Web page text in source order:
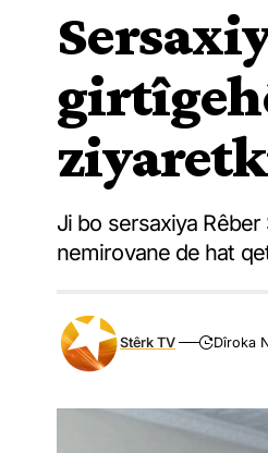
Ji bo sersaxiya
nemirovane de hat
Stêrk TV Dîroka